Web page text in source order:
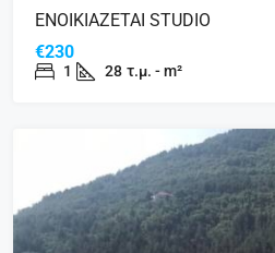
ΕΝΟΙΚΙΑΖΕΤΑΙ STUDIO
€230
1 28 τ.μ. - m²